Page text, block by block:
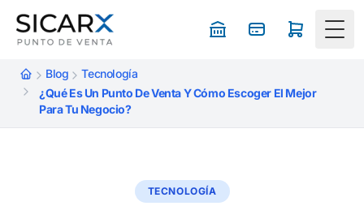
Blog
Tecnología
¿Qué Es Un Punto De Venta Y Cómo Escoger El Mejor
Para Tu Negocio?
TECNOLOGÍA